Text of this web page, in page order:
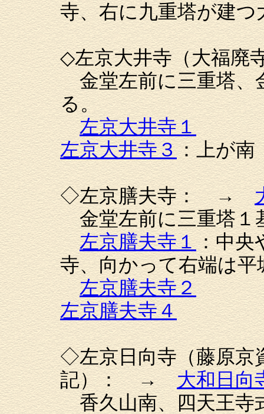
寺、右に九重塔が建
◇左京大井寺（大福
金堂左前に三重塔、
る。
左京大井寺１
左京大井寺３：上が南
◇左京膳夫寺： →
金堂左前に三重塔１
左京膳夫寺１：中央
寺、向かって右端は平
左京膳夫寺２
左京膳夫寺４
◇左京日向寺（藤原京
記）： →大和日向
香久山南、四天王寺